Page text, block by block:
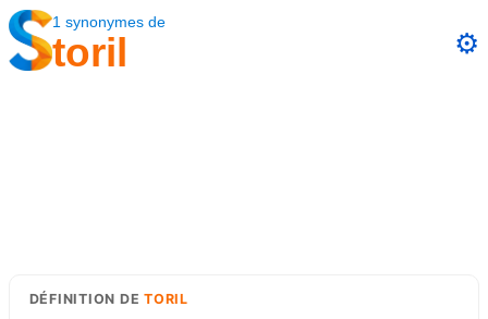
1 synonymes de
toril ⚙️
DÉFINITION DETORIL